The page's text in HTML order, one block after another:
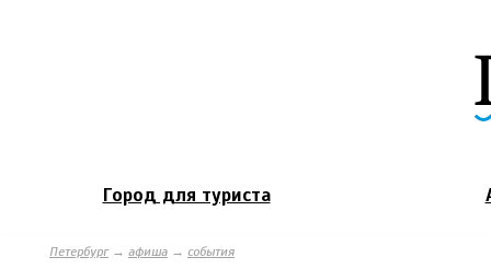
Город для туриста
Петербург→ афиша → события